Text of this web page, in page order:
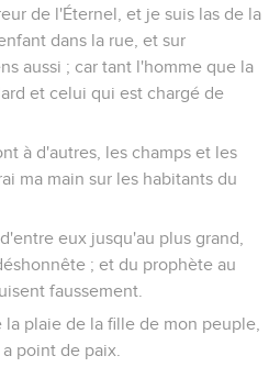
de l'Éternel, et je suis las de la
dans la rue, et sur
aussi ; car tant l'homme que la
et celui qui est chargé de
à d'autres, les champs et les
ma main sur les habitants du
eux jusqu'au plus grand,
; et du prophète au
faussement.
la plaie de la fille de mon peuple,
point de paix.